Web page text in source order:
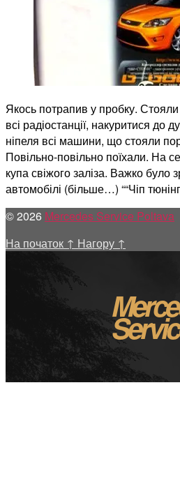
Якось потрапив у пробку.
всі радіостанції, накуритися до
ніпеля всі машини, що стояли
Повільно-повільно поїхали. На
купа свіжого заліза. Важко було
автомобілі (більше…) ““Чіп
© 2026 Mercedes Service Poltava
На початок ↑ Нагору ↑